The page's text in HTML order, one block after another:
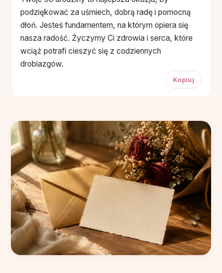
podziękować za uśmiech, dobrą radę i pomocną
dłoń. Jesteś fundamentem, na którym opiera się
nasza radość. Życzymy Ci zdrowia i serca, które
wciąż potrafi cieszyć się z codziennych
drobiazgów.
Kopiuj